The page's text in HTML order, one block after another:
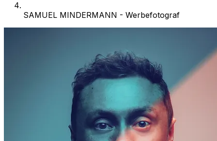
SAMUEL MINDERMANN - Werbefotograf